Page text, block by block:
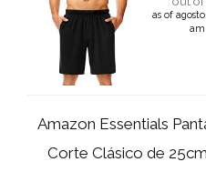
as of agosto
am
Amazon Essentials
Corte Clásico de